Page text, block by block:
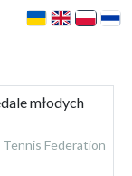
młodych
Tennis Federation